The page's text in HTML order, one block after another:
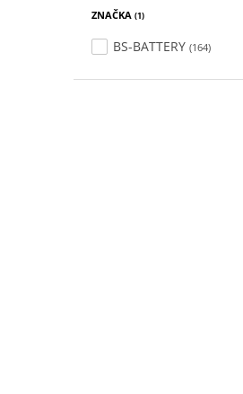
ZNAČKA (1)
BS-BATTERY (164)